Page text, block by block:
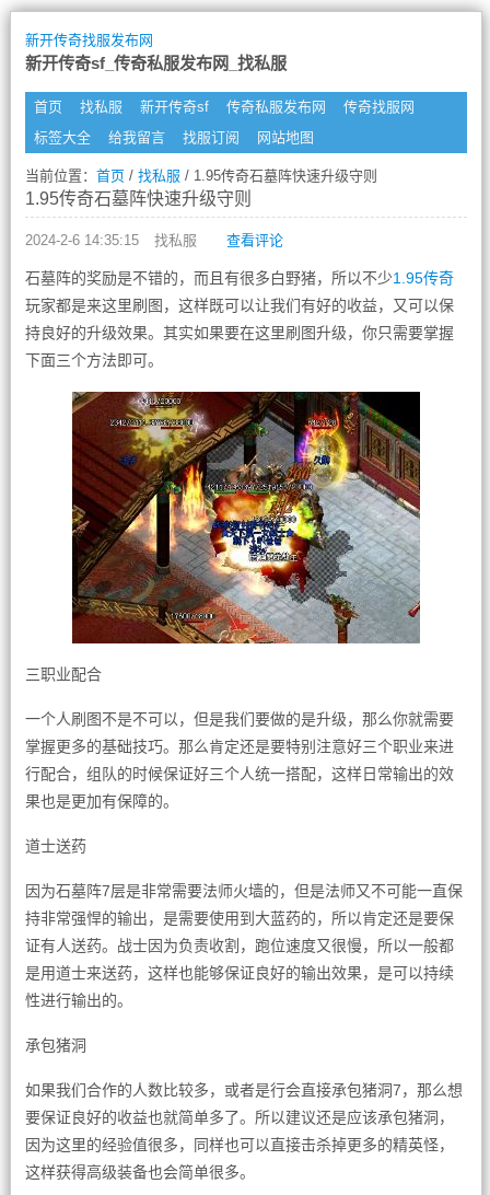
新开传奇找服发布网
新开传奇sf_传奇私服发布网_找私服
首页 找私服 新开传奇sf 传奇私服发布网
传奇找服网
标签大全
给我留言 找服订阅 网站地图
当前位置： 首页/ 找私服 / 1.95传奇石墓阵快速升级守则
1.95传奇石墓阵快速升级守则
2024-2-6 14:35:15 找私服 查看评论
石墓阵的奖励是不错的，而且有很多白野猪，所以不少1.95传奇
玩家都是来这里刷图，这样既可以让我们有好的收益，又可以保
持良好的升级效果。其实如果要在这里刷图升级，你只需要掌握
下面三个方法即可。
三职业配合
一个人刷图不是不可以，但是我们要做的是升级，那么你就需要
掌握更多的基础技巧。那么肯定还是要特别注意好三个职业来进
行配合，组队的时候保证好三个人统一搭配，这样日常输出的效
果也是更加有保障的。
道士送药
因为石墓阵7层是非常需要法师火墙的，但是法师又不可能一直保
持非常强悍的输出，是需要使用到大蓝药的，所以肯定还是要保
证有人送药。战士因为负责收割，跑位速度又很慢，所以一般都
是用道士来送药，这样也能够保证良好的输出效果，是可以持续
性进行输出的。
承包猪洞
如果我们合作的人数比较多，或者是行会直接承包猪洞7，那么想
要保证良好的收益也就简单多了。所以建议还是应该承包猪洞，
因为这里的经验值很多，同样也可以直接击杀掉更多的精英怪，
这样获得高级装备也会简单很多。